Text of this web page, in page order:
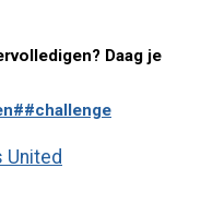
Daag je
##challenge
United